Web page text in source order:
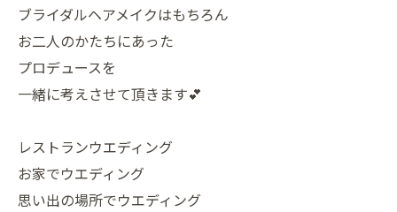
ブライダルヘアメイクはもちろん
お二人のかたちにあった
プロデュースを
一緒に考えさせて頂きます💕
レストランウエディング
お家でウエディング
思い出の場所でウエディング